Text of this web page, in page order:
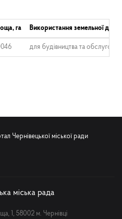
га Використання земельної
для будівництва та
Чернівецької міської ради
міська рада
1, 58002 м. Чернівці